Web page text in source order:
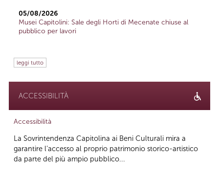
05/08/2026
Musei Capitolini: Sale degli Horti di Mecenate chiuse al
pubblico per lavori
leggi tutto
ACCESSIBILITÀ
Accessibilità
La Sovrintendenza Capitolina ai Beni Culturali mira a
garantire l’accesso al proprio patrimonio storico-artistico
da parte del più ampio pubblico...